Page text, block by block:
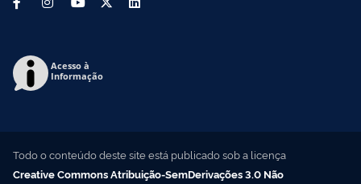
Acesso à
Informação
Todo o conteúdo deste site está publicado sob a licença
Creative Commons Atribuição-SemDerivações 3.0 Não